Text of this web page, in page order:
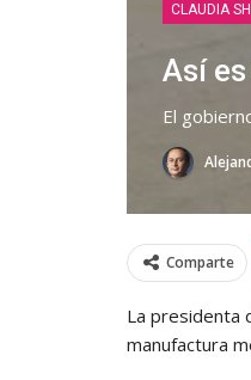
CLAUDIA
Así
El
Comparte
La presidenta
manufactura